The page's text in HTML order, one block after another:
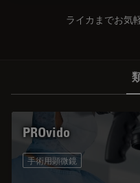
ライカまでお気
PROvido
手術用顕微鏡